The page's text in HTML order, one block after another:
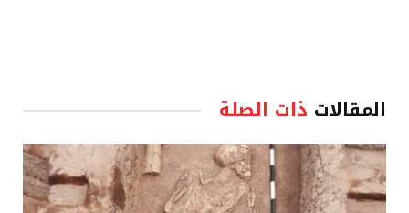
المقالات ذات الصلة